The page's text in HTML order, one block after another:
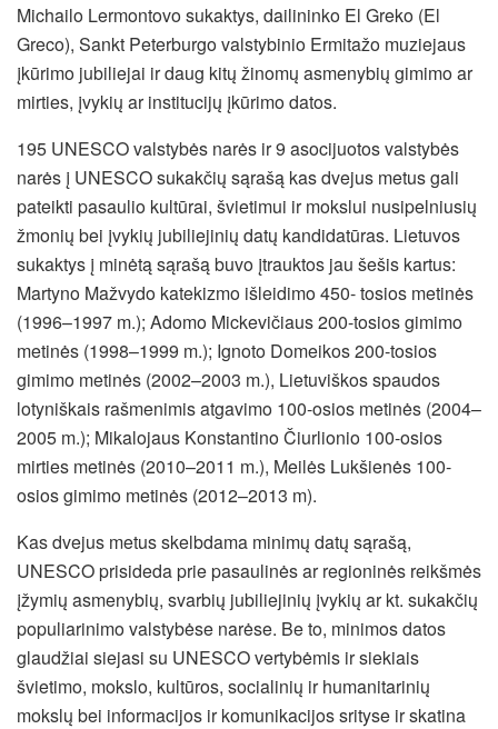
Michailo Lermontovo sukaktys, dailininko El Greko (El
Greco), Sankt Peterburgo valstybinio Ermitažo muziejaus
įkūrimo jubiliejai ir daug kitų žinomų asmenybių gimimo ar
mirties, įvykių ar institucijų įkūrimo datos.
195 UNESCO valstybės narės ir 9 asocijuotos valstybės
narės į UNESCO sukakčių sąrašą kas dvejus metus gali
pateikti pasaulio kultūrai, švietimui ir mokslui nusipelniusių
žmonių bei įvykių jubiliejinių datų kandidatūras. Lietuvos
sukaktys į minėtą sąrašą buvo įtrauktos jau šešis kartus:
Martyno Mažvydo katekizmo išleidimo 450- tosios metinės
(1996–1997 m.); Adomo Mickevičiaus 200-tosios gimimo
metinės (1998–1999 m.); Ignoto Domeikos 200-tosios
gimimo metinės (2002–2003 m.), Lietuviškos spaudos
lotyniškais rašmenimis atgavimo 100-osios metinės (2004–
2005 m.); Mikalojaus Konstantino Čiurlionio 100-osios
mirties metinės (2010–2011 m.), Meilės Lukšienės 100-
osios gimimo metinės (2012–2013 m).
Kas dvejus metus skelbdama minimų datų sąrašą,
UNESCO prisideda prie pasaulinės ar regioninės reikšmės
įžymių asmenybių, svarbių jubiliejinių įvykių ar kt. sukakčių
populiarinimo valstybėse narėse. Be to, minimos datos
glaudžiai siejasi su UNESCO vertybėmis ir siekiais
švietimo, mokslo, kultūros, socialinių ir humanitarinių
mokslų bei informacijos ir komunikacijos srityse ir skatina